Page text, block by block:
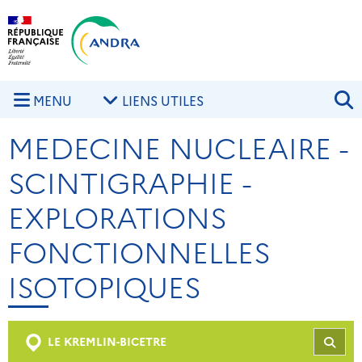
Aller au contenu principal
MENU LIENS UTILES
MEDECINE NUCLEAIRE -
SCINTIGRAPHIE -
EXPLORATIONS
FONCTIONNELLES
ISOTOPIQUES
LE KREMLIN-BICETRE